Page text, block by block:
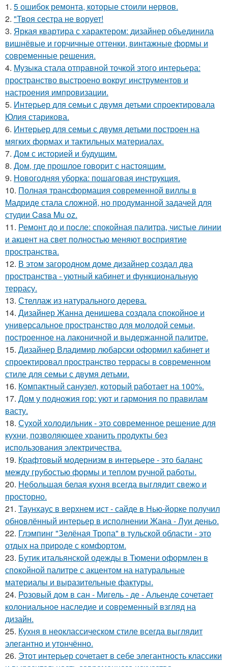
1. 5 ошибок ремонта, которые стоили нервов.
2. "Твоя сестра не ворует!
3. Яркая квартира с характером: дизайнер объединила
вишнёвые и горчичные оттенки, винтажные формы и
современные решения.
4. Музыка стала отправной точкой этого интерьера:
пространство выстроено вокруг инструментов и
настроения импровизации.
5. Интерьер для семьи с двумя детьми спроектировала
Юлия старикова.
6. Интерьер для семьи с двумя детьми построен на
мягких формах и тактильных материалах.
7. Дом с историей и будущим.
8. Дом, где прошлое говорит с настоящим.
9. Новогодняя уборка: пошаговая инструкция.
10. Полная трансформация современной виллы в
Мадриде стала сложной, но продуманной задачей для
студии Casa Mu oz.
11. Ремонт до и после: спокойная палитра, чистые линии
и акцент на свет полностью меняют восприятие
пространства.
12. В этом загородном доме дизайнер создал два
пространства - уютный кабинет и функциональную
террасу.
13. Стеллаж из натурального дерева.
14. Дизайнер Жанна денишева создала спокойное и
универсальное пространство для молодой семьи,
построенное на лаконичной и выдержанной палитре.
15. Дизайнер Владимир любарски оформил кабинет и
спроектировал пространство террасы в современном
стиле для семьи с двумя детьми.
16. Компактный санузел, который работает на 100%.
17. Дом у подножия гор: уют и гармония по правилам
васту.
18. Сухой холодильник - это современное решение для
кухни, позволяющее хранить продукты без
использования электричества.
19. Крафтовый модернизм в интерьере - это баланс
между грубостью формы и теплом ручной работы.
20. Небольшая белая кухня всегда выглядит свежо и
просторно.
21. Таунхаус в верхнем ист - сайде в Нью-йорке получил
обновлённый интерьер в исполнении Жана - Луи деньо.
22. Глэмпинг "Зелёная Тропа" в тульской области - это
отдых на природе с комфортом.
23. Бутик итальянской одежды в Тюмени оформлен в
спокойной палитре с акцентом на натуральные
материалы и выразительные фактуры.
24. Розовый дом в сан - Мигель - де - Альенде сочетает
колониальное наследие и современный взгляд на
дизайн.
25. Кухня в неоклассическом стиле всегда выглядит
элегантно и утончённо.
26. Этот интерьер сочетает в себе элегантность классики